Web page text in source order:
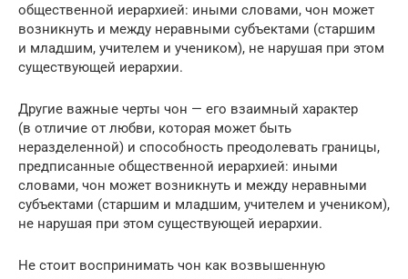
общественной иерархией: иными словами, чон может
возник­нуть и между неравными субъектами (старшим
и младшим, учителем и учеником), не нарушая при этом
существующей иерархии.
Другие важные черты чон — его взаимный характер
(в отличие от любви, которая может быть
неразделенной) и способность преодолевать границы,
предписанные общественной иерархией: иными
словами, чон может возник­нуть и между неравными
субъектами (старшим и младшим, учителем и учеником),
не нарушая при этом существующей иерархии.
Не стоит воспринимать чон как возвышенную